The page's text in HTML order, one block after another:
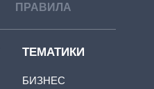
ПРАВИЛА
ТЕМАТИКИ
БИЗНЕС